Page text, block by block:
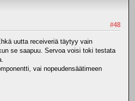
#48
uutta receiveriä täytyy vain
se saapuu. Servoa voisi toki testata
vai nopeudensäätimeen